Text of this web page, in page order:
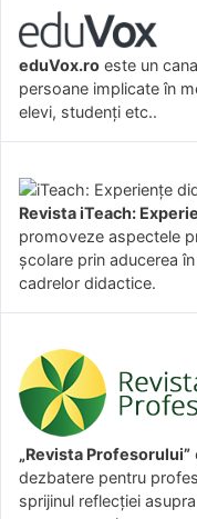
eduVox.ro este un
persoane implicate în
elevi, studenți etc..
Revista iTeach:
promoveze aspectele
şcolare prin aducerea
cadrelor didactice.
„Revista Profesorului”
dezbatere pentru
sprijinul reflecției